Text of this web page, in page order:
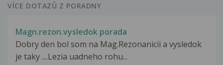
VÍCE DOTAZŮ Z PORADNY
Magn.rezon.vysledok porada
Dobry den bol som na Mag.Rezonanicii a vysledok
je taky ....Lezia uadneho rohu...